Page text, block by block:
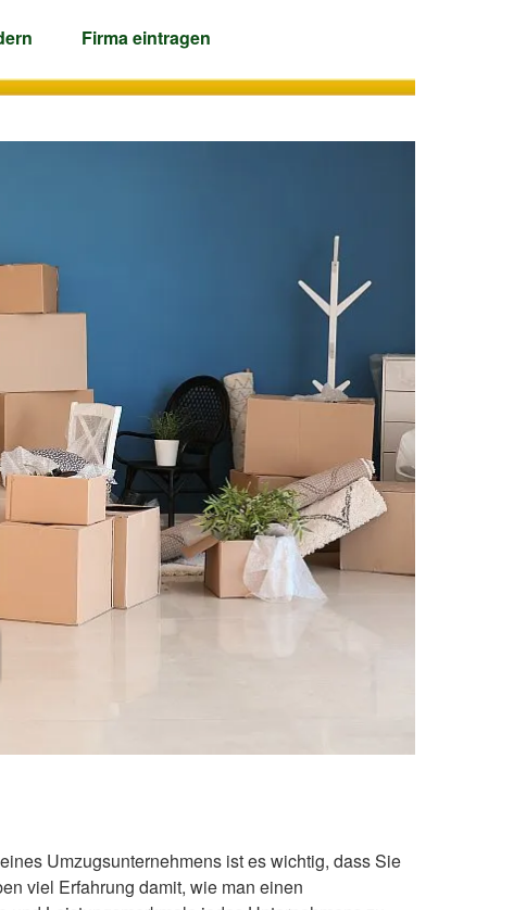
Firmaeintragen
Umzugsunternehmens ist es wichtig, dass Sie
viel Erfahrung damit, wie man einen